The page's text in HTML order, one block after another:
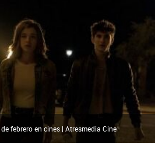
febrero en cines | Atresmedia Cine